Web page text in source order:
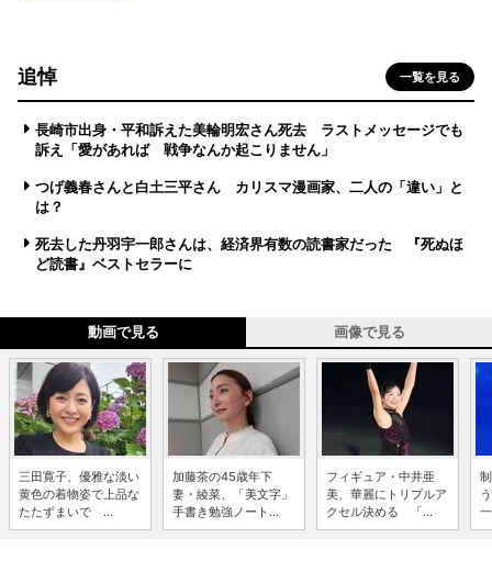
追悼 一覧を見る
長崎市出身・平和訴えた美輪明宏さん死去 ラストメッセージでも
訴え「愛があれば 戦争なんか起こりません」
つげ義春さんと白土三平さん カリスマ漫画家、二人の「違い」と
は？
死去した丹羽宇一郎さんは、経済界有数の読書家だった 『死ぬほ
ど読書』ベストセラーに
動画で見る 画像で見る
三田寛子、優雅な淡い
黄色の着物姿で上品な
たたずまいで ...
加藤茶の45歳年下
妻・綾菜、「美文字」
手書き勉強ノート...
フィギュア・中井亜
美、華麗にトリプルア
クセル決める 「...